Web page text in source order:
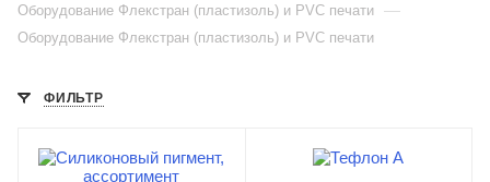
Оборудование Флекстран (пластизоль) и PVC печати —
Оборудование Флекстран (пластизоль) и PVC печати
ФИЛЬТР